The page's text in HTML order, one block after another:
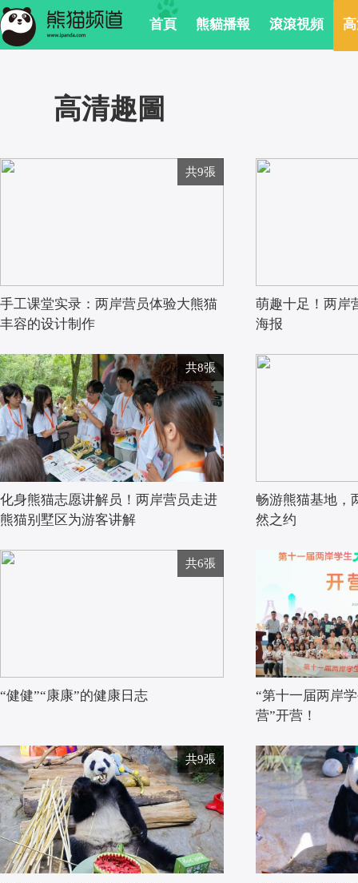
首頁 熊貓播報 滾滾視頻
高清趣圖
共9張
手工课堂实录：两岸营员体验大熊猫
丰容的设计制作
萌趣十足！两岸
海报
共8張
化身熊猫志愿讲解员！两岸营员走进
熊猫别墅区为游客讲解
畅游熊猫基地，
然之约
共6張
“健健”“康康”的健康日志
“第十一届两岸
营”开营！
共9張